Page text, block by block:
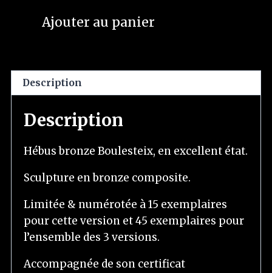
Ajouter au panier
Description
Description
Hébus bronze Boulesteix, en excellent état.
Sculpture en bronze composite.
Limitée & numérotée à 15 exemplaires
pour cette version et 45 exemplaires pour
l’ensemble des 3 versions.
Accompagnée de son certificat